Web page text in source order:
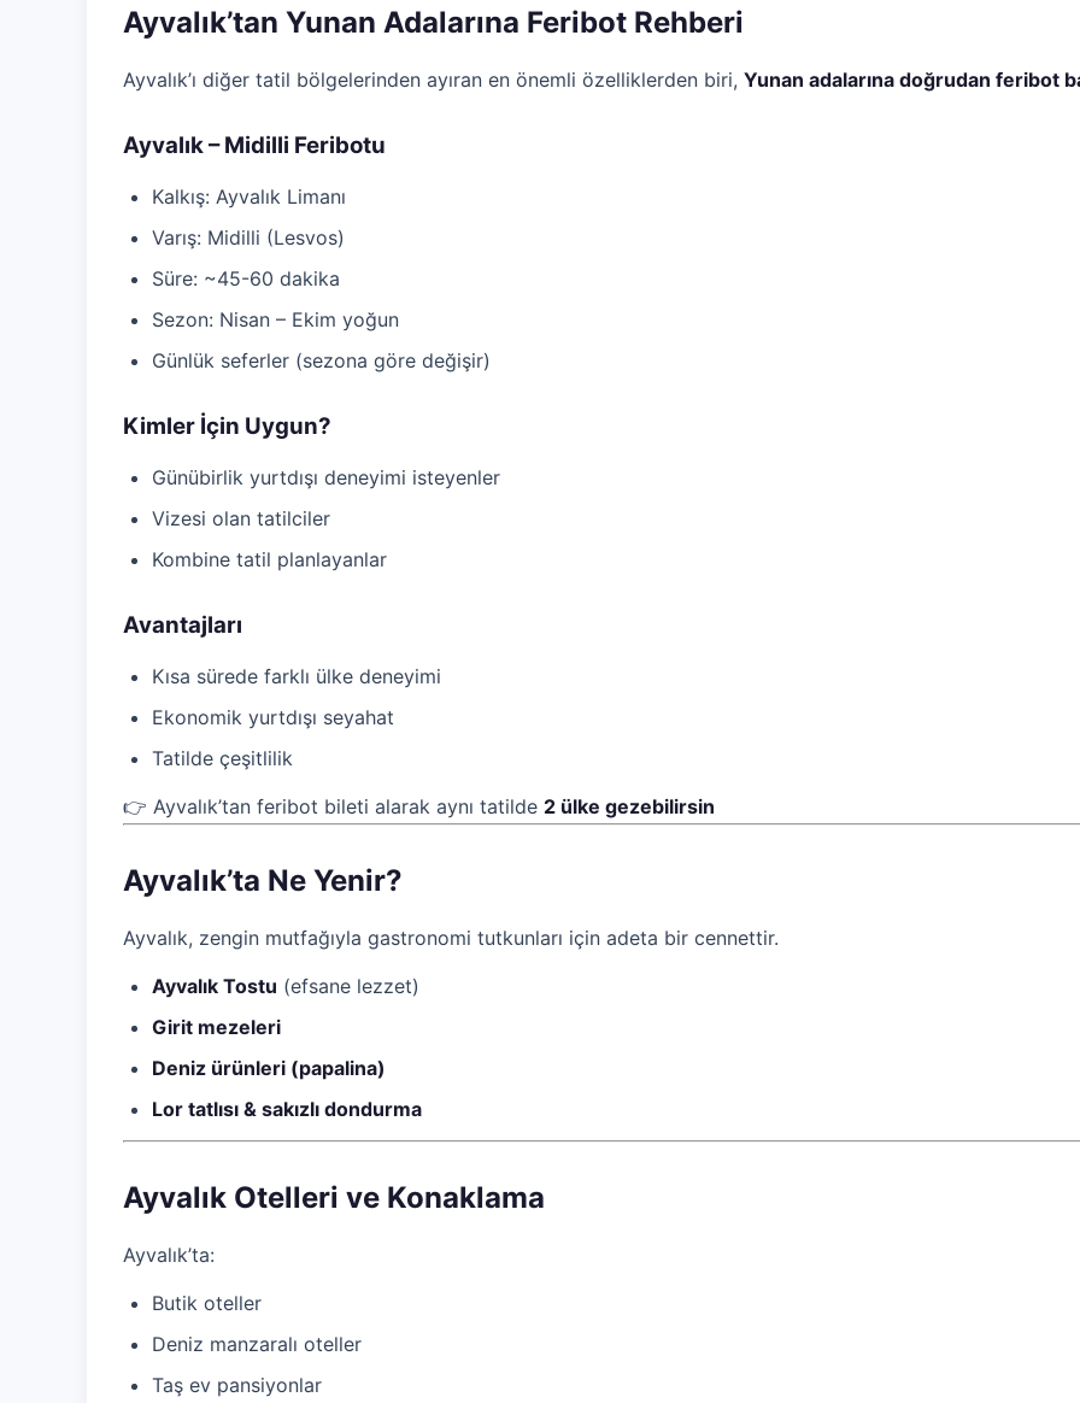
Ayvalık’tan Yunan Adalarına Feribot Rehberi
Ayvalık’ı diğer tatil bölgelerinden ayıran en önemli özelliklerden biri, Yunan adalarına doğrudan feribot
Ayvalık – Midilli Feribotu
Kalkış: Ayvalık Limanı
Varış: Midilli (Lesvos)
Süre: ~45-60 dakika
Sezon: Nisan – Ekim yoğun
Günlük seferler (sezona göre değişir)
Kimler İçin Uygun?
Günübirlik yurtdışı deneyimi isteyenler
Vizesi olan tatilciler
Kombine tatil planlayanlar
Avantajları
Kısa sürede farklı ülke deneyimi
Ekonomik yurtdışı seyahat
Tatilde çeşitlilik
👉 Ayvalık’tan feribot bileti alarak aynı tatilde 2 ülke gezebilirsin
Ayvalık’ta Ne Yenir?
Ayvalık, zengin mutfağıyla gastronomi tutkunları için adeta bir cennettir.
Ayvalık Tostu (efsane lezzet)
Girit mezeleri
Deniz ürünleri (papalina)
Lor tatlısı & sakızlı dondurma
Ayvalık Otelleri ve Konaklama
Ayvalık’ta:
Butik oteller
Deniz manzaralı oteller
Taş ev pansiyonlar